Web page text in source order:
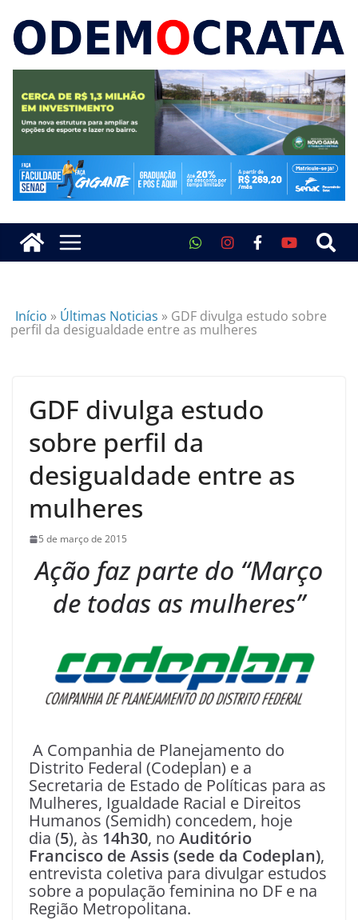
Início » Últimas Noticias » GDF divulga estudo sobre
perfil da desigualdade entre as mulheres
GDF divulga estudo
sobre perfil da
desigualdade entre as
mulheres
5 de março de 2015
Ação faz parte do “Março
de todas as mulheres”
A Companhia de Planejamento do
Distrito Federal (Codeplan) e a
Secretaria de Estado de Políticas para as
Mulheres, Igualdade Racial e Direitos
Humanos (Semidh) concedem, hoje
dia (5), às 14h30, no Auditório
Francisco de Assis (sede da Codeplan),
entrevista coletiva para divulgar estudos
sobre a população feminina no DF e na
Região Metropolitana.